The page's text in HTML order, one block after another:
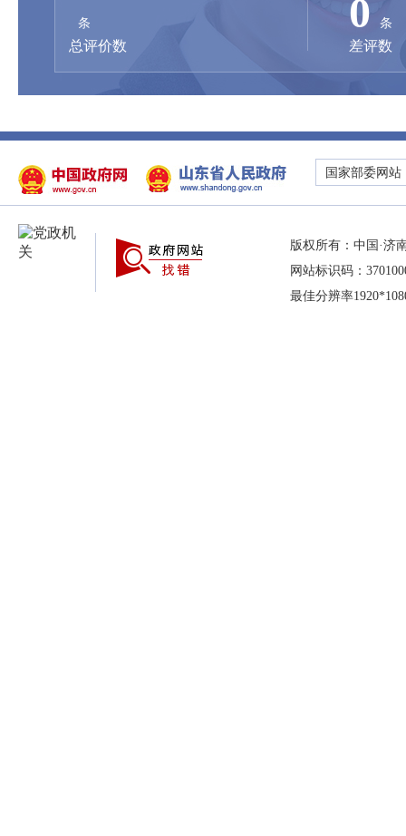
条
总评价数
0 条
差评数
国家部委网站
版权所有：中国·济
网站标识码：
最佳分辨率